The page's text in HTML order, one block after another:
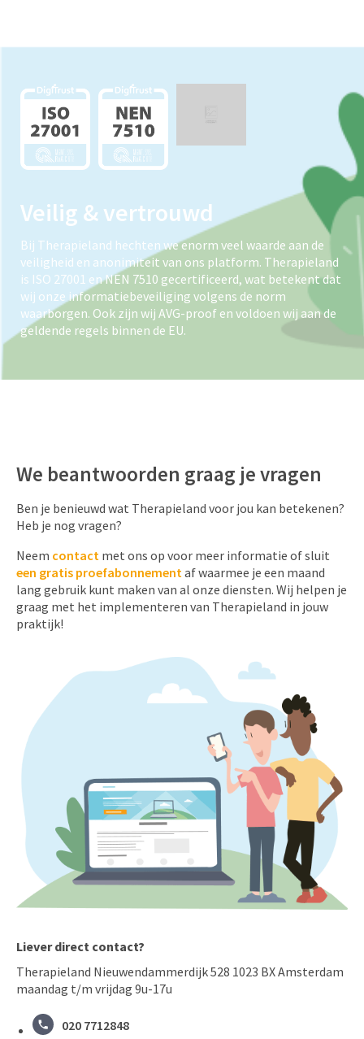
Veilig & vertrouwd
Bij Therapieland hechten we enorm veel waarde aan de
veiligheid en anonimiteit van ons platform. Therapieland
is ISO 27001 en NEN 7510 gecertificeerd, wat betekent dat
wij onze informatiebeveiliging volgens de norm
waarborgen. Ook zijn wij AVG-proof en voldoen wij aan de
geldende regels binnen de EU.
We beantwoorden graag je vragen
Ben je benieuwd wat Therapieland voor jou kan betekenen?
Heb je nog vragen?
Neem contact met ons op voor meer informatie of sluit
een gratis proefabonnementaf waarmee je een maand
lang gebruik kunt maken van al onze diensten. Wij helpen je
graag met het implementeren van Therapieland in jouw
praktijk!
Liever direct contact?
Therapieland Nieuwendammerdijk 528 1023 BX Amsterdam
maandag t/m vrijdag 9u-17u
020 7712848